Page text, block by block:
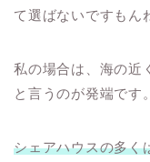
て選ばないですもん
私の場合は、海の近
と言うのが発端です。
シェアハウスの多く